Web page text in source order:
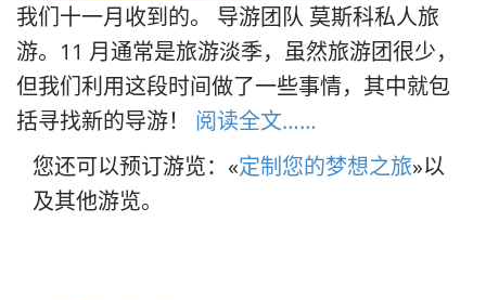
我们十一月收到的。 导游团队 莫斯科私人旅
游。11 月通常是旅游淡季，虽然旅游团很少，
但我们利用这段时间做了一些事情，其中就包
括寻找新的导游！ 阅读全文……
您还可以预订游览：«定制您的梦想之旅»以
及其他游览。